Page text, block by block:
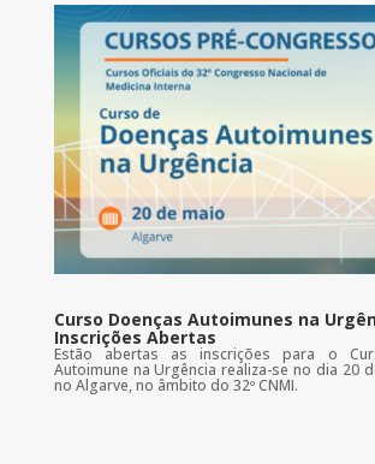
Curso Doenças Autoimunes na
Inscrições Abertas
Estão abertas as inscrições para o
Autoimune na Urgência realiza-se no dia 20
no Algarve, no âmbito do 32º CNMI.